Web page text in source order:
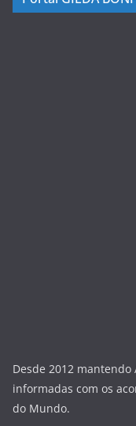
Desde 2012
informadas com os
do Mundo.